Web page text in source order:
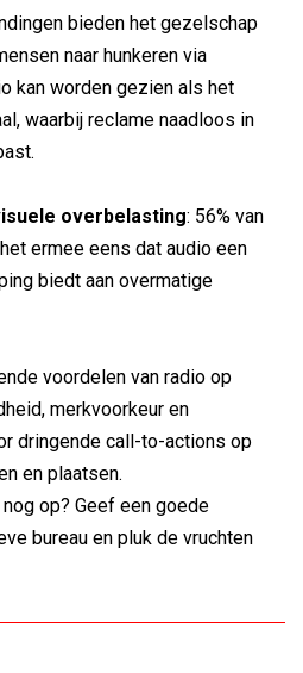
bieden het gezelschap
naar hunkeren via
kan worden gezien als het
waarbij reclame naadloos in
overbelasting: 56% van
ermee eens dat audio een
biedt aan overmatige
voordelen van radio op
merkvoorkeur en
dringende call-to-actions op
en plaatsen.
op? Geef een goede
bureau en pluk de vruchten